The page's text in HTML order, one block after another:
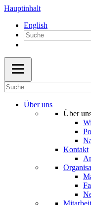
Hauptinhalt
English
Über uns
Über
Kontakt